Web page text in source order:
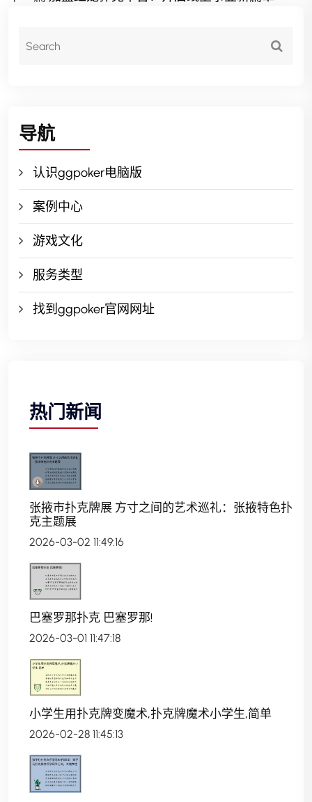
导航
认识ggpoker电脑版
案例中心
游戏文化
服务类型
找到ggpoker官网网址
热门新闻
张掖市扑克牌展 方寸之间的艺术巡礼：张掖特色扑
克主题展
2026-03-02 11:49:16
巴塞罗那扑克 巴塞罗那!
2026-03-01 11:47:18
小学生用扑克牌变魔术,扑克牌魔术小学生,简单
2026-02-28 11:45:13